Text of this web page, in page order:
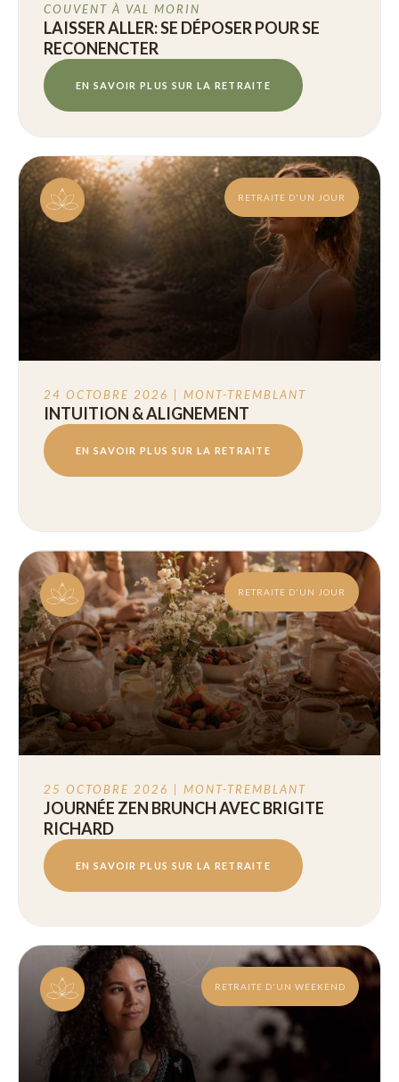
COUVENT À VAL MORIN
LAISSER ALLER: SE DÉPOSER POUR SE
RECONENCTER
EN SAVOIR PLUS SUR LA RETRAITE
RETRAITE D'UN JOUR
24 OCTOBRE 2026 | MONT-TREMBLANT
INTUITION & ALIGNEMENT
EN SAVOIR PLUS SUR LA RETRAITE
RETRAITE D'UN JOUR
25 OCTOBRE 2026 | MONT-TREMBLANT
JOURNÉE ZEN BRUNCH AVEC BRIGITE
RICHARD
EN SAVOIR PLUS SUR LA RETRAITE
RETRAITE D'UN WEEKEND